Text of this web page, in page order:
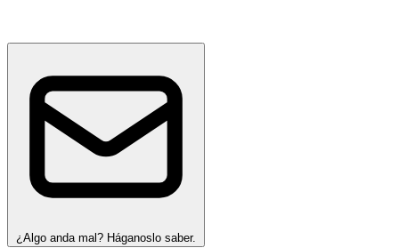
¿Algo anda mal? Háganoslo saber.